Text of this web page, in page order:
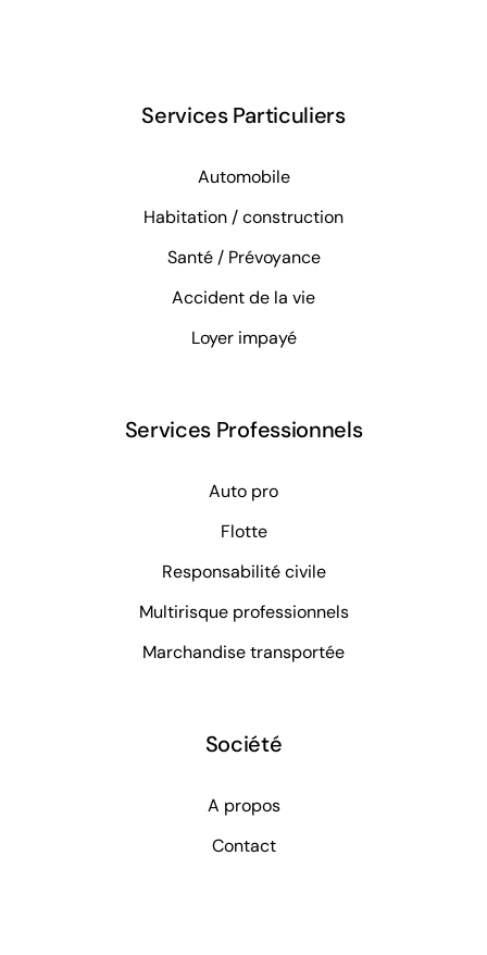
Services Particuliers
Automobile
Habitation / construction
Santé / Prévoyance
Accident de la vie
Loyer impayé
Services Professionnels
Auto pro
Flotte
Responsabilité civile
Multirisque professionnels
Marchandise transportée
Société
A propos
Contact